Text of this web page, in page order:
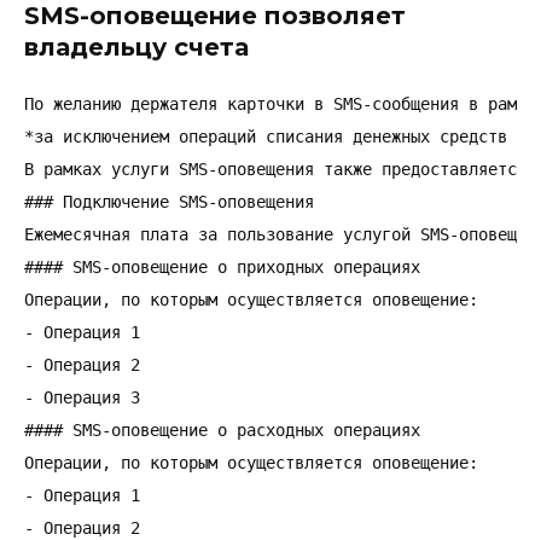
SMS-оповещение позволяет
владельцу счета
По желанию держателя карточки в SMS-сообщения в
*за исключением операций списания денежных средств
В рамках услуги SMS-оповещения также
### Подключение SMS-оповещения
Ежемесячная плата за пользование услугой SMS-
#### SMS-оповещение о приходных операциях
Операции, по которым осуществляется оповещение:
- Операция 1
- Операция 2
- Операция 3
#### SMS-оповещение о расходных операциях
Операции, по которым осуществляется оповещение:
- Операция 1
- Операция 2